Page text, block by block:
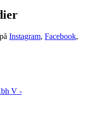
Instagram, Facebook,
V -